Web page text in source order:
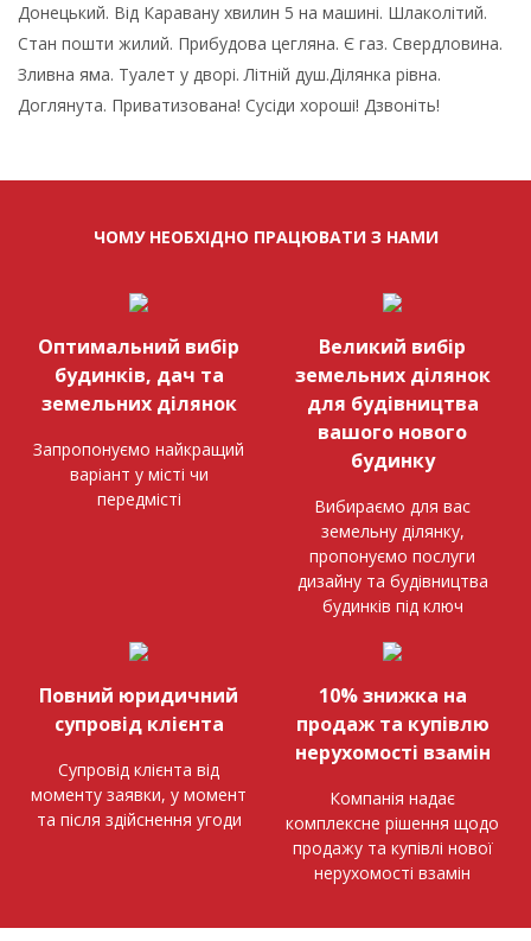
Донецький. Від Каравану хвилин 5 на машині. Шлаколітий.
Стан пошти жилий. Прибудова цегляна. Є газ. Свердловина.
Зливна яма. Туалет у дворі. Літній душ.Ділянка рівна.
Доглянута. Приватизована! Сусіди хороші! Дзвоніть!
ЧОМУ НЕОБХІДНО ПРАЦЮВАТИ З НАМИ
Оптимальний вибір
будинків, дач та
земельних ділянок
Запропонуємо найкращий
варіант у місті чи
передмісті
Великий вибір
земельних ділянок
для будівництва
вашого нового
будинку
Вибираємо для вас
земельну ділянку,
пропонуємо послуги
дизайну та будівництва
будинків під ключ
Повний юридичний
супровід клієнта
Супровід клієнта від
моменту заявки, у момент
та після здійснення угоди
10% знижка на
продаж та купівлю
нерухомості взамін
Компанія надає
комплексне рішення щодо
продажу та купівлі нової
нерухомості взамін